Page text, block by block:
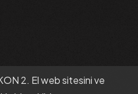
2. El web sitesini ve